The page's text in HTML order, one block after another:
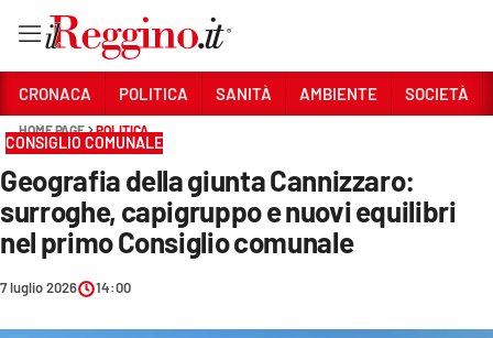
Sezioni
CRONACA
POLITICA
SANITÀ
AMBIENTE
CRONACA POLITICA SANITÀ AMBIENTE SOCIETÀ
HOME PAGE POLITICA
CONSIGLIO COMUNALE
Geografia della giunta Cannizzaro:
surroghe, capigruppo e nuovi equilibri
nel primo Consiglio comunale
7 luglio 2026 14:00